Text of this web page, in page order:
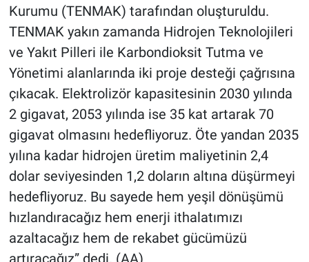
Kurumu (TENMAK) tarafından oluşturuldu.
TENMAK yakın zamanda Hidrojen Teknolojileri
ve Yakıt Pilleri ile Karbondioksit Tutma ve
Yönetimi alanlarında iki proje desteği çağrısına
çıkacak. Elektrolizör kapasitesinin 2030 yılında
2 gigavat, 2053 yılında ise 35 kat artarak 70
gigavat olmasını hedefliyoruz. Öte yandan 2035
yılına kadar hidrojen üretim maliyetinin 2,4
dolar seviyesinden 1,2 doların altına düşürmeyi
hedefliyoruz. Bu sayede hem yeşil dönüşümü
hızlandıracağız hem enerji ithalatımızı
azaltacağız hem de rekabet gücümüzü